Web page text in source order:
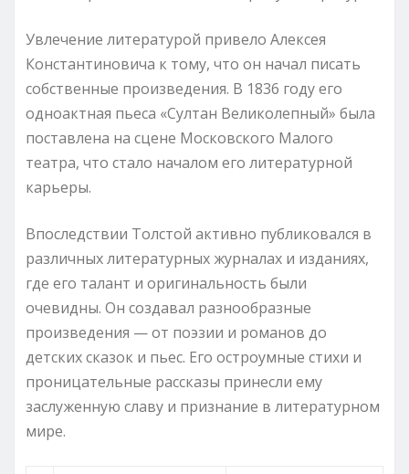
Увлечение литературой привело Алексея
Константиновича к тому, что он начал писать
собственные произведения. В 1836 году его
одноактная пьеса «Султан Великолепный» была
поставлена на сцене Московского Малого
театра, что стало началом его литературной
карьеры.
Впоследствии Толстой активно публиковался в
различных литературных журналах и изданиях,
где его талант и оригинальность были
очевидны. Он создавал разнообразные
произведения — от поэзии и романов до
детских сказок и пьес. Его остроумные стихи и
проницательные рассказы принесли ему
заслуженную славу и признание в литературном
мире.